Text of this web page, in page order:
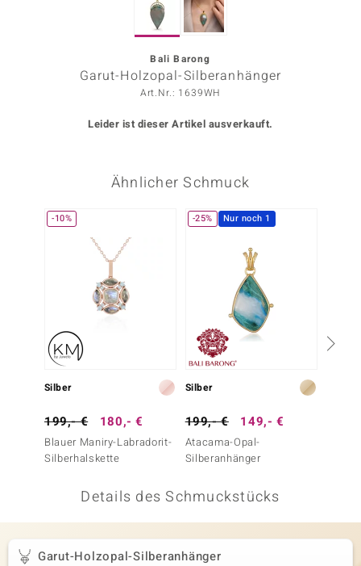
Bali Barong
Garut-Holzopal-Silberanhänger
Art.Nr.: 1639WH
Leider ist dieser Artikel ausverkauft.
Ähnlicher Schmuck
-10%
Silber
199,- € 180,- €
Blauer Maniry-Labradorit-
Silberhalskette
-25% Nur noch 1
Silber
199,- € 149,- €
Atacama-Opal-
Silberanhänger
Details des Schmuckstücks
Garut-Holzopal-Silberanhänger